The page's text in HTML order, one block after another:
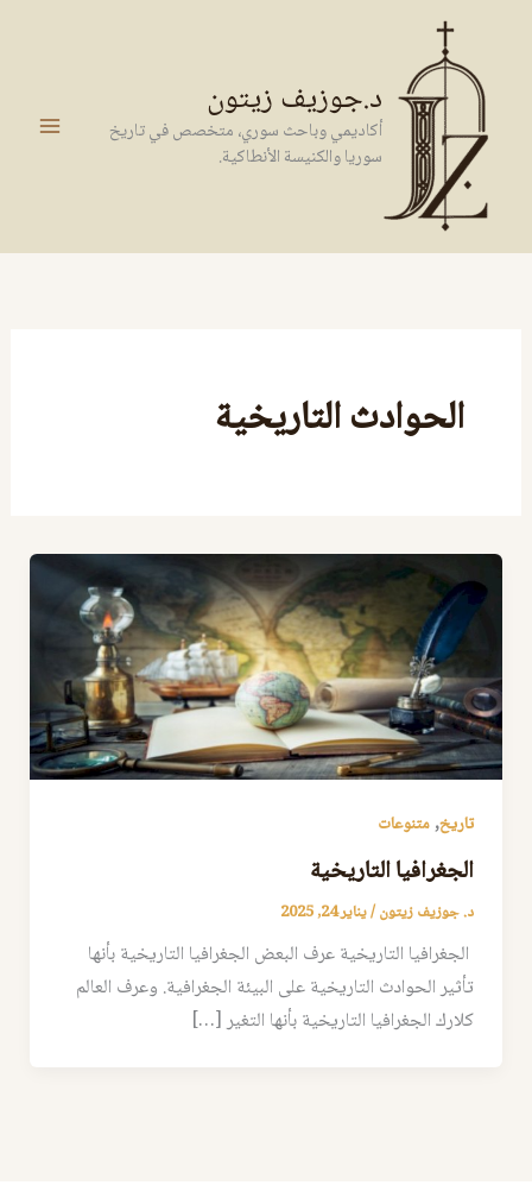
المحتوى
د.جوزيف زيتون
أكاديمي وباحث سوري، متخصص في تاريخ
سوريا والكنيسة الأنطاكية.
الحوادث التاريخية
تاريخ,متنوعات
الجغرافيا التاريخية
د. جوزيف زيتون/يناير 24, 2025
الجغرافيا التاريخية عرف البعض الجغرافيا التاريخية بأنها
تأثير الحوادث التاريخية على البيئة الجغرافية. وعرف العالم
كلارك الجغرافيا التاريخية بأنها التغير […]